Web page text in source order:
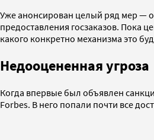
Уже анонсирован целый ряд мер —
предоставления госзаказов. Пока
какого конкретно механизма это
Недооцененная угроза
Когда впервые был объявлен
Forbes. В него попали почти все